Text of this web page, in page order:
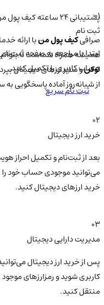
پشتیبانی ۲۴ ساعته کیف پول من
صرافیکیف پول منبا ارائه
همیشه همراه شماست تا
توکنو سایر ارزهای دیجیتال
از شبانه‌روز آماده پاسخگویی
01
ثبت نام
ابتدا با مراجعه به صفحه
حساب کاربری را تکمیل کنید.
ثبت نام سریع
02
خرید ارز دیجیتال
بعد از ثبت‌نام و تکمیل احراز
می‌توانید موجودی حساب خود را
خرید ارزهای دیجیتال کنید.
03
مدیریت دارایی دیجیتال
پس از خرید ارز دیجیتال
کاربری شوید و رمزارزهای
منتقل کنید.